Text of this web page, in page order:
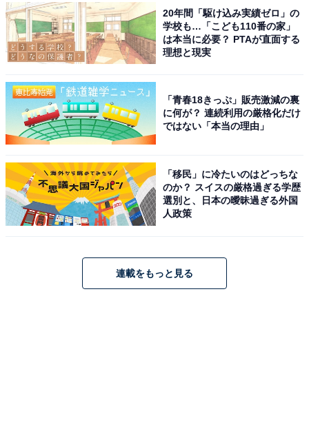
学」ランキング！ 2位「明治大学」、1位は？
【2025年調査】
20年間「駆け込み実績ゼロ」の
学校も…「こども110番の家」
は本当に必要？ PTAが直面する
理想と現実
「青春18きっぷ」販売激減の裏
に何が？ 連続利用の厳格化だけ
ではない「本当の理由」
「移民」に冷たいのはどっちな
のか？ スイスの厳格過ぎる学歴
選別と、日本の曖昧過ぎる外国
人政策
連載をもっと見る